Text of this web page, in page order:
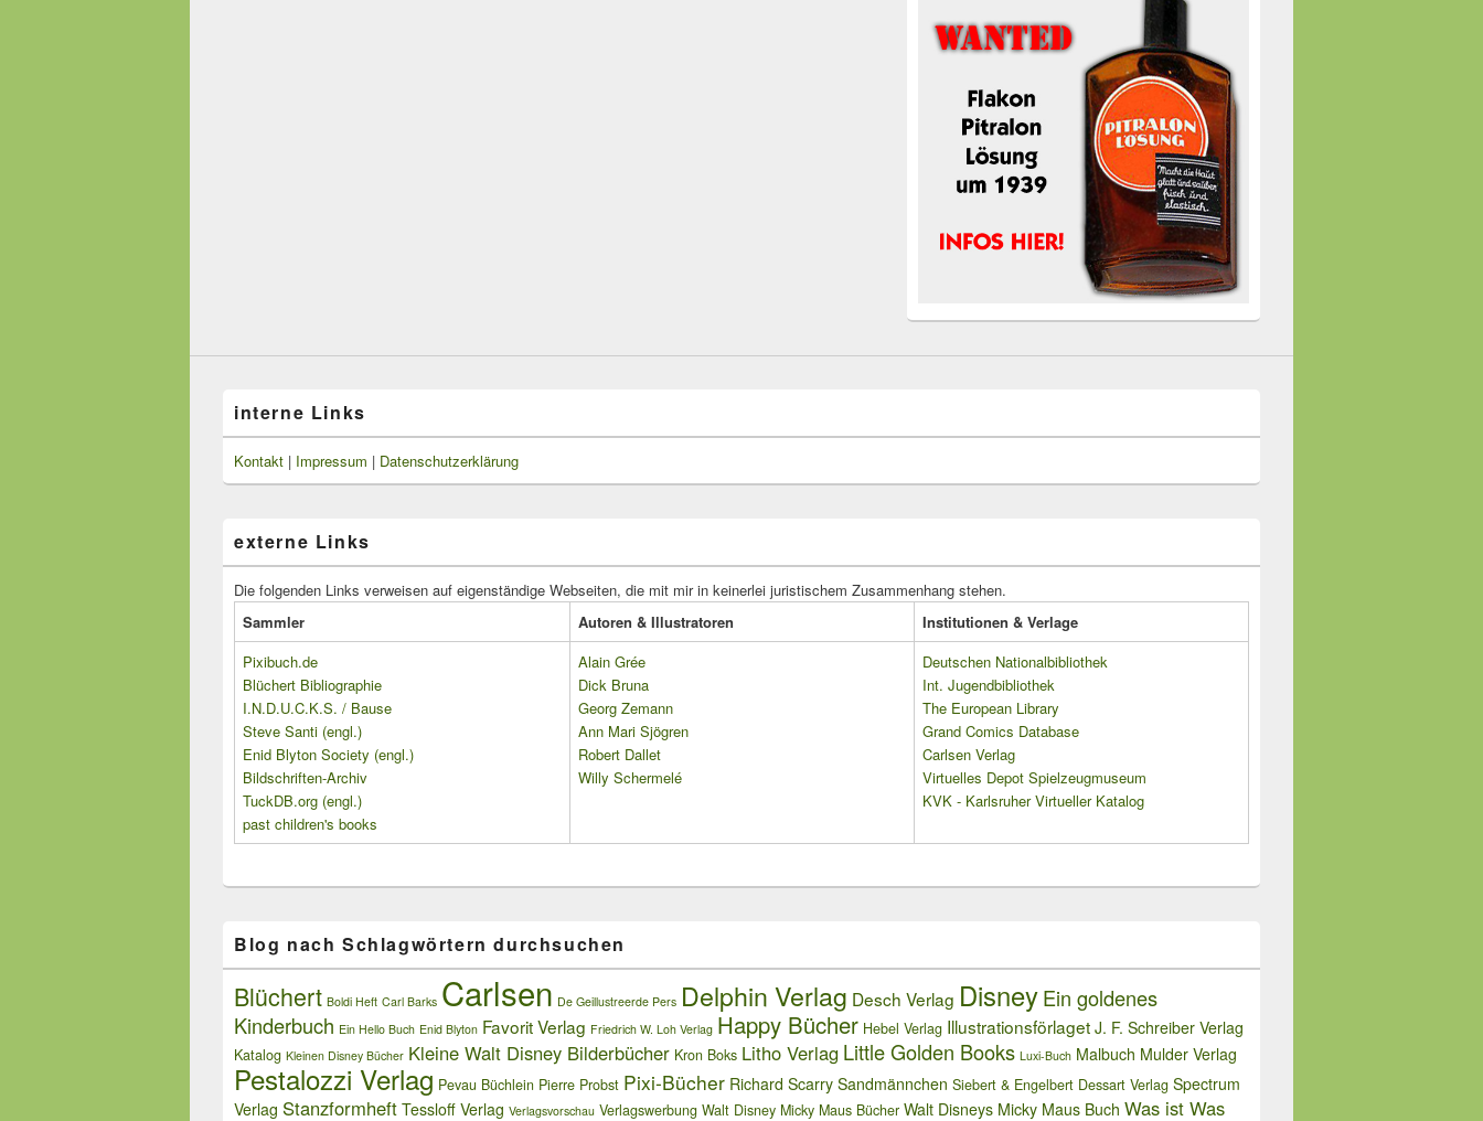
interne Links
Kontakt | Impressum | Datenschutzerklärung
externe Links
Die folgenden Links verweisen auf eigenständige Webseiten, die mit mir in keinerlei juristischem Zusammenhang stehen.
Sammler
Autoren & Illustratoren
Institutionen & Verlage
Pixibuch.de
Blüchert Bibliographie
I.N.D.U.C.K.S. / Bause
Steve Santi (engl.)
Enid Blyton Society (engl.)
Bildschriften-Archiv
TuckDB.org (engl.)
past children's books
Alain Grée
Dick Bruna
Georg Zemann
Ann Mari Sjögren
Robert Dallet
Willy Schermelé
Deutschen Nationalbibliothek
Int. Jugendbibliothek
The European Library
Grand Comics Database
Carlsen Verlag
Virtuelles Depot Spielzeugmuseum
KVK - Karlsruher Virtueller Katalog
Blog nach Schlagwörtern durchsuchen
Blüchert Boldi Heft Carl Barks Carlsen De Geillustreerde Pers Delphin Verlag Desch Verlag DisneyEin goldenes
Kinderbuch Ein Hello Buch Enid Blyton Favorit Verlag Friedrich W. Loh Verlag Happy Bücher Hebel Verlag Illustrationsförlaget J. F. Schreiber Verlag
Katalog Kleinen Disney Bücher Kleine Walt Disney Bilderbücher Kron Boks Litho Verlag Little Golden Books Luxi-Buch Malbuch Mulder Verlag
Pestalozzi Verlag Pevau Büchlein Pierre Probst Pixi-Bücher Richard Scarry Sandmännchen Siebert & Engelbert Dessart Verlag Spectrum
Verlag Stanzformheft Tessloff Verlag Verlagsvorschau Verlagswerbung Walt Disney Micky Maus Bücher Walt Disneys Micky Maus Buch Was ist Was